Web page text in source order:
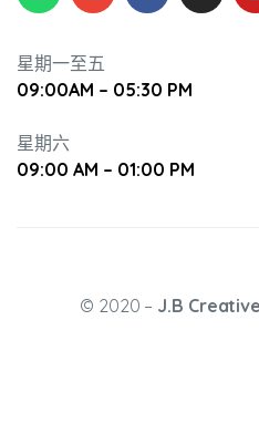
星期一至五
09:00AM – 05:30 PM
星期六
09:00 AM – 01:00 PM
© 2020 – J.B Creative